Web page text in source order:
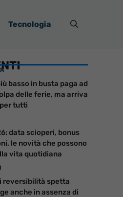
Tecnologia
basso in busta paga ad
delle ferie, ma arriva
tutti
data scioperi, bonus
le novità che possono
vita quotidiana
reversibilità spetta
anche in assenza di